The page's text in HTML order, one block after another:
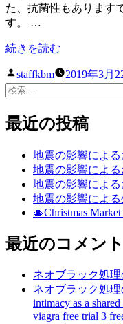
た、抗菌性もあります
す。 …
“オ
ジ
ナ
開
発
の
お
続きを読む
投
稿
staffkbm 2019年3月
検
最近の投稿
地震の影響によ
地震の影響によ
地震の影響によ
地震の影響によ
🎄Christmas
最近のコメント
ネオブラック処
ネオブラック処
intimacy as a
viagra free trial 3